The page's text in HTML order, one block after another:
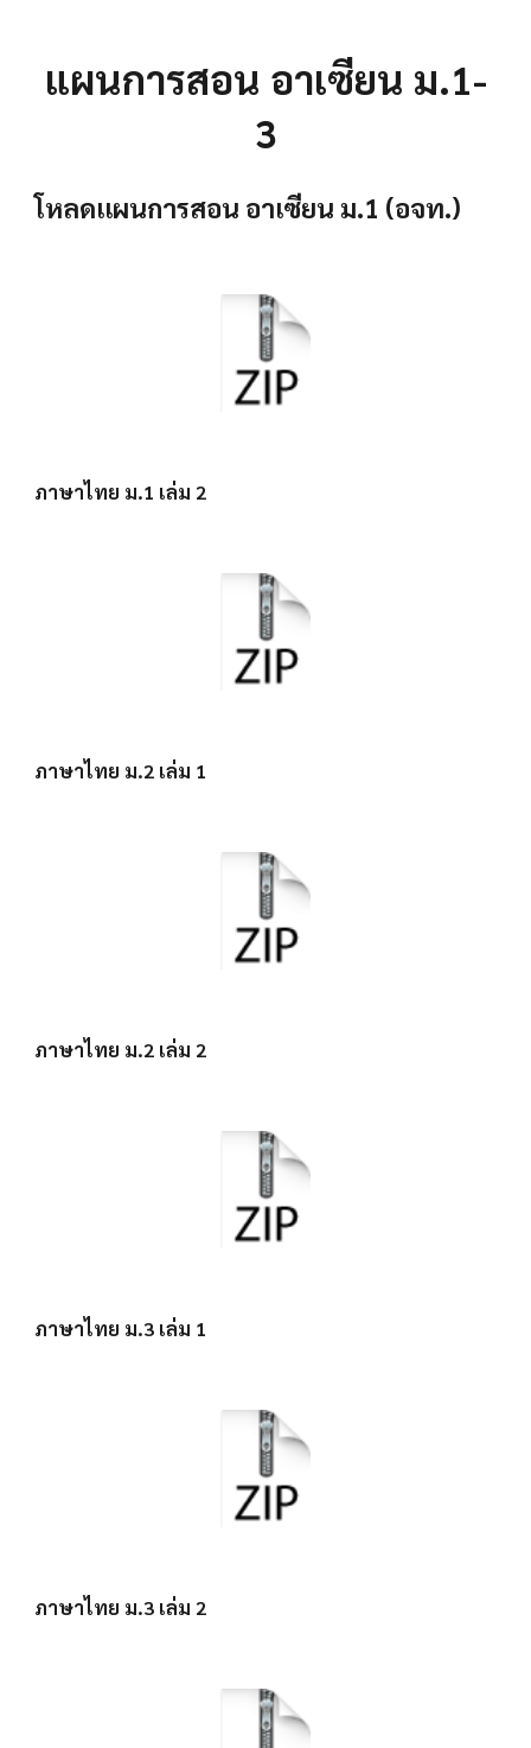
แผนการสอน อาเซียน ม.1-
3
โหลดแผนการสอน อาเซียน ม.1 (อจท.)
ภาษาไทย ม.1 เล่ม 2
ภาษาไทย ม.2 เล่ม 1
ภาษาไทย ม.2 เล่ม 2
ภาษาไทย ม.3 เล่ม 1
ภาษาไทย ม.3 เล่ม 2